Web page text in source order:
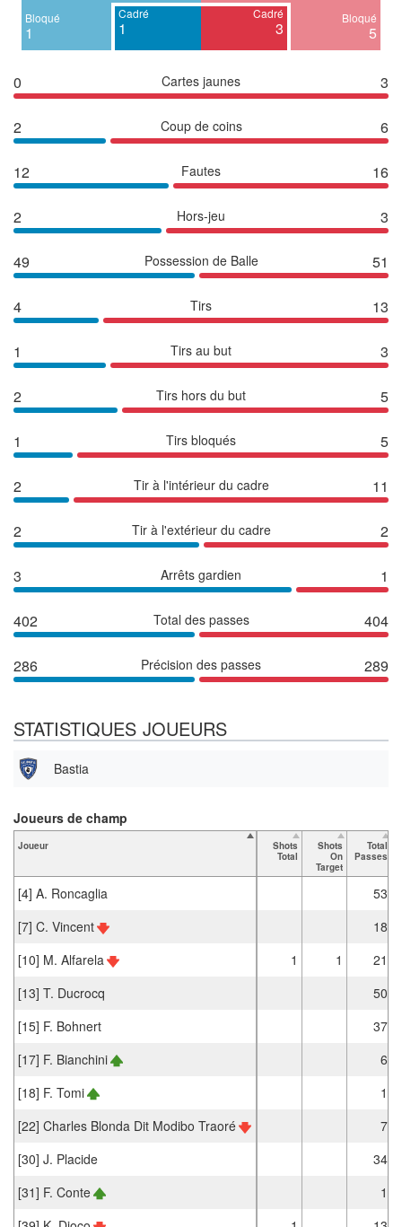
Bloqué
1
Cadré
1
Cadré
3
Bloqué
5
0 Cartes jaunes 3
2 Coup de coins 6
12 Fautes 16
2 Hors-jeu 3
49 Possession de Balle 51
4 Tirs 13
1 Tirs au but 3
2 Tirs hors du but 5
1 Tirs bloqués 5
2 Tir à l'intérieur du cadre 11
2 Tir à l'extérieur du cadre 2
3 Arrêts gardien 1
402 Total des passes 404
286 Précision des passes 289
STATISTIQUES JOUEURS
Bastia
Joueur
Shots
Total
Shots
On
Target
Total
Passes
[4] A. Roncaglia
53
[7] C. Vincent
18
[10] M. Alfarela
1 1
21
[13] T. Ducrocq
50
[15] F. Bohnert
37
[17] F. Bianchini
6
[18] F. Tomi
1
[22] Charles Blonda Dit Modibo Traoré
7
[30] J. Placide
34
[31] F. Conte
1
Joueurs de champ